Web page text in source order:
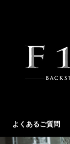
よくあるご質問